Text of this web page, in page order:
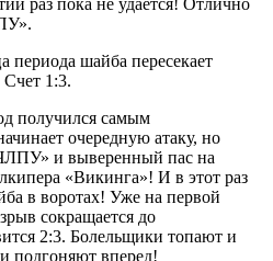
раз пока не удается! Отлично
периода шайба пересекает
1:3.
получился самым
очередную атаку, но
и выверенный пас на
«Викинга»! И в этот раз
в воротах! Уже на первой
сокращается до
2:3. Болельщики топают и
подгоняют вперед!